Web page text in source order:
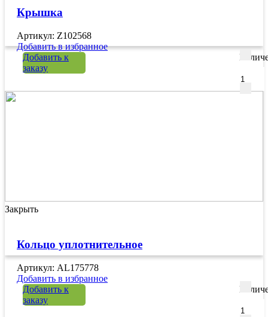
Крышка
Артикул: Z102568
Добавить в избранное
Добавить к
заказу
Закрыть
Кольцо уплотнительное
Артикул: AL175778
Добавить в избранное
Добавить к
заказу